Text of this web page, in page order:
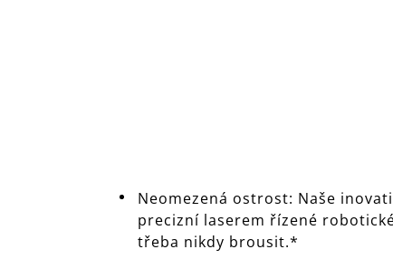
Neomezená ostrost: Naše
precizní laserem řízené
třeba nikdy brousit.*